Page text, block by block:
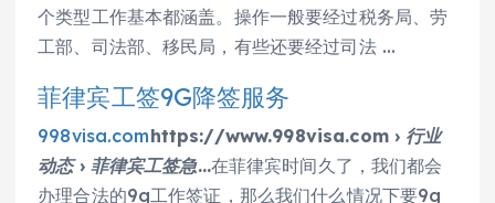
个类型工作基本都涵盖。操作一般要经过税务局、劳
工部、司法部、移民局，有些还要经过司法 …
菲律宾工签9G降签服务
998visa.comhttps://www.998visa.com › 行业
动态 › 菲律宾工签急…在菲律宾时间久了，我们都会
办理合法的9g工作签证，那么我们什么情况下要9g